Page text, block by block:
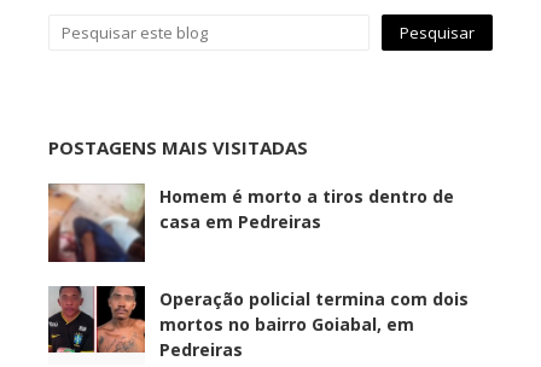
POSTAGENS MAIS VISITADAS
Homem é morto a tiros dentro de
casa em Pedreiras
Operação policial termina com dois
mortos no bairro Goiabal, em
Pedreiras